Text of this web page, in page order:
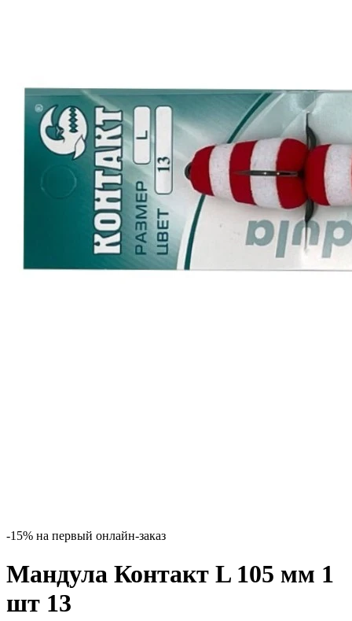
-15% на первый онлайн-заказ
Мандула Контакт L 105 мм 1
шт 13